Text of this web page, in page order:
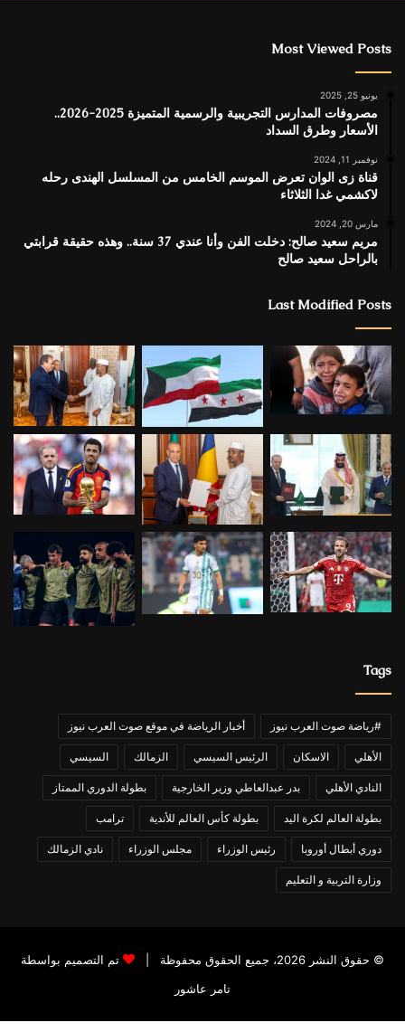
Most Viewed Posts
يونيو 25, 2025
مصروفات المدارس التجريبية والرسمية المتميزة 2025-2026..
الأسعار وطرق السداد
نوفمبر 11, 2024
قناة زى الوان تعرض الموسم الخامس من المسلسل الهندى رحله
لاكشمي غدا الثلاثاء
مارس 20, 2024
مريم سعيد صالح: دخلت الفن وأنا عندي 37 سنة.. وهذه حقيقة قرابتي
بالراحل سعيد صالح
Last Modified Posts
Tags
#رياضة صوت العرب نيوز أخبار الرياضة في موقع صوت العرب نيوز
الأهلي الاسكان الرئيس السيسي الزمالك السيسي
النادي الأهلي بدر عبدالعاطي وزير الخارجية بطولة الدوري الممتاز
بطولة العالم لكرة اليد بطولة كأس العالم للأندية ترامب
دوري أبطال أوروبا رئيس الوزراء مجلس الوزراء نادي الزمالك
وزارة التربية و التعليم
© حقوق النشر 2026، جميع الحقوق محفوظة |
تم التصميم بواسطة
تامر عاشور